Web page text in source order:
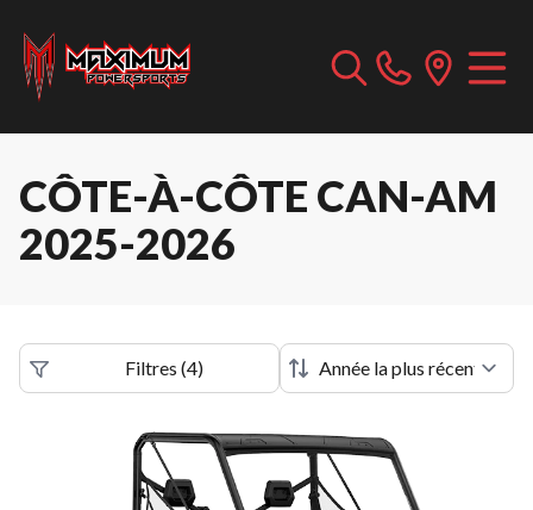
CÔTE-À-CÔTE CAN-AM
2025-2026
Filtres (4)